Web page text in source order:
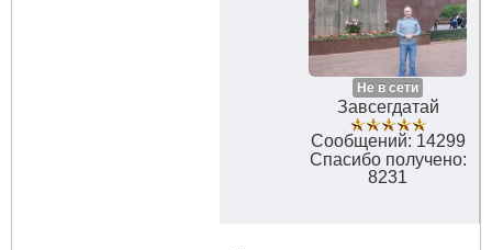
Не в сети
Завсегдатай
Сообщений: 14299
Спасибо получено:
8231